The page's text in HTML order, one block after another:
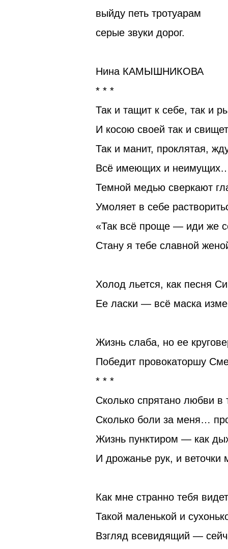
выйду петь тротуарам
серые звуки дорог.
Нина КАМЫШНИКОВА
* * *
Так и тащит к себе, так и
И косою своей так и
Так и манит, проклятая,
Всё имеющих и
Темной медью сверкают
Умоляет в себе
«Так всё проще — иди же
Стану я тебе славной
Холод льется, как песня
Ее ласки — всё маска
Жизнь слаба, но ее
Победит провокаторшу
* * *
Сколько спрятано любви в
Сколько боли за меня…
Жизнь пунктиром — как
И дрожанье рук, и
Как мне странно тебя
Такой маленькой и
Взгляд всевидящий —